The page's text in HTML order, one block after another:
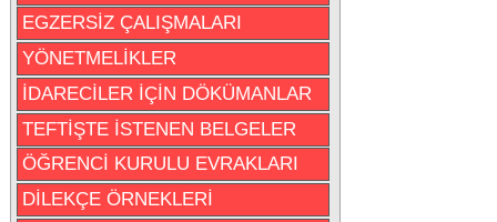
EGZERSİZ ÇALIŞMALARI
YÖNETMELİKLER
İDARECİLER İÇİN DÖKÜMANLAR
TEFTİŞTE İSTENEN BELGELER
ÖĞRENCİ KURULU EVRAKLARI
DİLEKÇE ÖRNEKLERİ